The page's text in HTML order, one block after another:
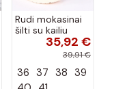
Rudi mokasinai
šilti su kailiu
35,92 €
39,91 €
36 37 38 39